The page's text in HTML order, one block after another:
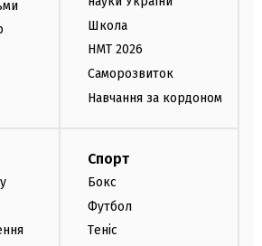
Школа
НМТ 2026
Саморозвиток
Навчання за кордоном
Спорт
Бокс
Футбол
Теніс